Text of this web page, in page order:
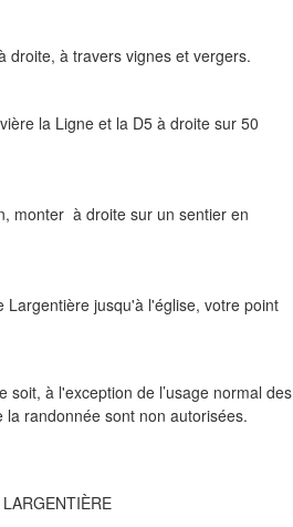
droite, à travers vignes et vergers.
la Ligne et la D5 à droite sur 50
monter à droite sur un sentier en
jusqu'à l'église, votre point
à l'exception de l’usage normal des
randonnée sont non autorisées.